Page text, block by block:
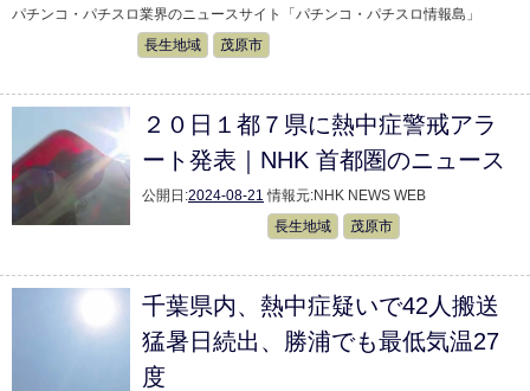
パチンコ・パチスロ業界のニュースサイト「パチンコ・パチスロ情報島」
長生地域
茂原市
２０日１都７県に熱中症警戒アラ
ート発表｜NHK 首都圏のニュース
公開日:2024-08-21 情報元:NHK NEWS WEB
長生地域
茂原市
千葉県内、熱中症疑いで42人搬送
猛暑日続出、勝浦でも最低気温27
度